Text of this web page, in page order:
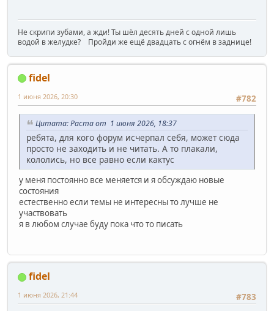
Не скрипи зубами, а жди! Ты шёл десять дней с одной лишь
водой в желудке? Пройди же ещё двадцать с огнём в заднице!
fidel
#782
1 июня 2026, 20:30
Цитата: Раста от 1 июня 2026, 18:37
ребята, для кого форум исчерпал себя, может сюда
просто не заходить и не читать. А то плакали,
кололись, но все равно если кактус
у меня постоянно все меняется и я обсуждаю новые
состояния
естественно если темы не интересны то лучше не
участвовать
я в любом случае буду пока что то писать
fidel
#783
1 июня 2026, 21:44